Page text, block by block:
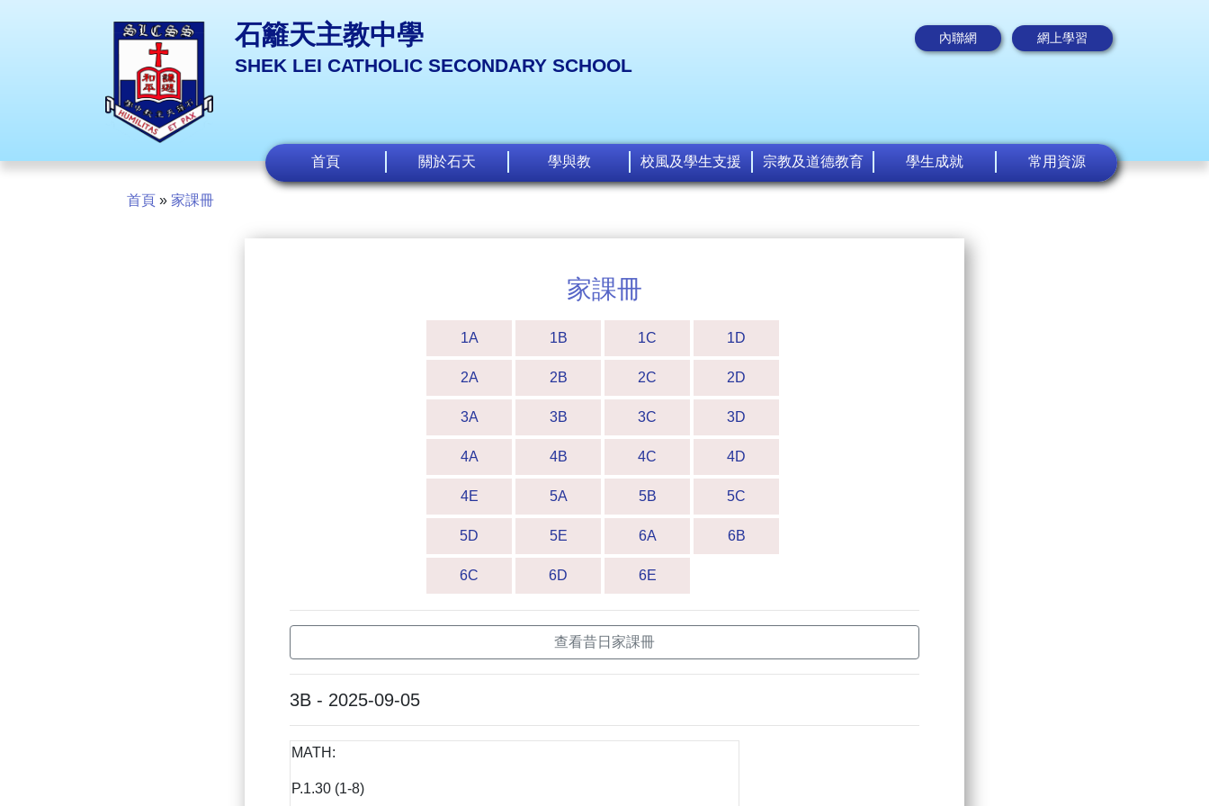
石籬天主教中學
SHEK LEI CATHOLIC SECONDARY SCHOOL
內聯網 網上學習
首頁 關於石天 學與教 校風及學生支援 宗教及道德教育 學生成就 常用資源
首頁 » 家課冊
家課冊
1A 1B 1C 1D
2A 2B 2C 2D
3A 3B 3C 3D
4A 4B 4C 4D
4E 5A 5B 5C
5D 5E 6A 6B
6C 6D 6E
查看昔日家課冊
3B - 2025-09-05
MATH:
P.1.30 (1-8)